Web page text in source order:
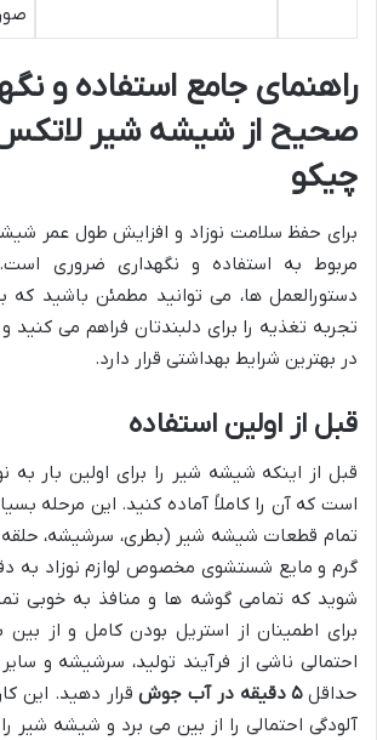
راهنمای جامع استفاده و
صحیح از شیشه شیر
چیکو
برای حفظ سلامت نوزاد و افزایش طول عمر
مربوط به استفاده و نگهداری ضروری
دستورالعمل ها، می توانید مطمئن باشید که
تجربه تغذیه را برای دلبندتان فراهم می
در بهترین شرایط بهداشتی قرار دارد.
قبل از اولین استفاده
قبل از اینکه شیشه شیر را برای اولین بار به
است که آن را کاملاً آماده کنید. این مرحله
تمام قطعات شیشه شیر (بطری، سرشیشه،
گرم و مایع شستشوی مخصوص لوازم نوزاد به
شوید که تمامی گوشه ها و منافذ به خوبی
برای اطمینان از استریل بودن کامل و از بین
احتمالی ناشی از فرآیند تولید، سرشیشه و
حداقل۵ دقیقه در آب جوش
قرار دهید. این
آلودگی احتمالی را از بین می برد و شیشه شیر